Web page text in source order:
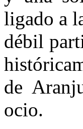
ligado a
débil
de
ocio.